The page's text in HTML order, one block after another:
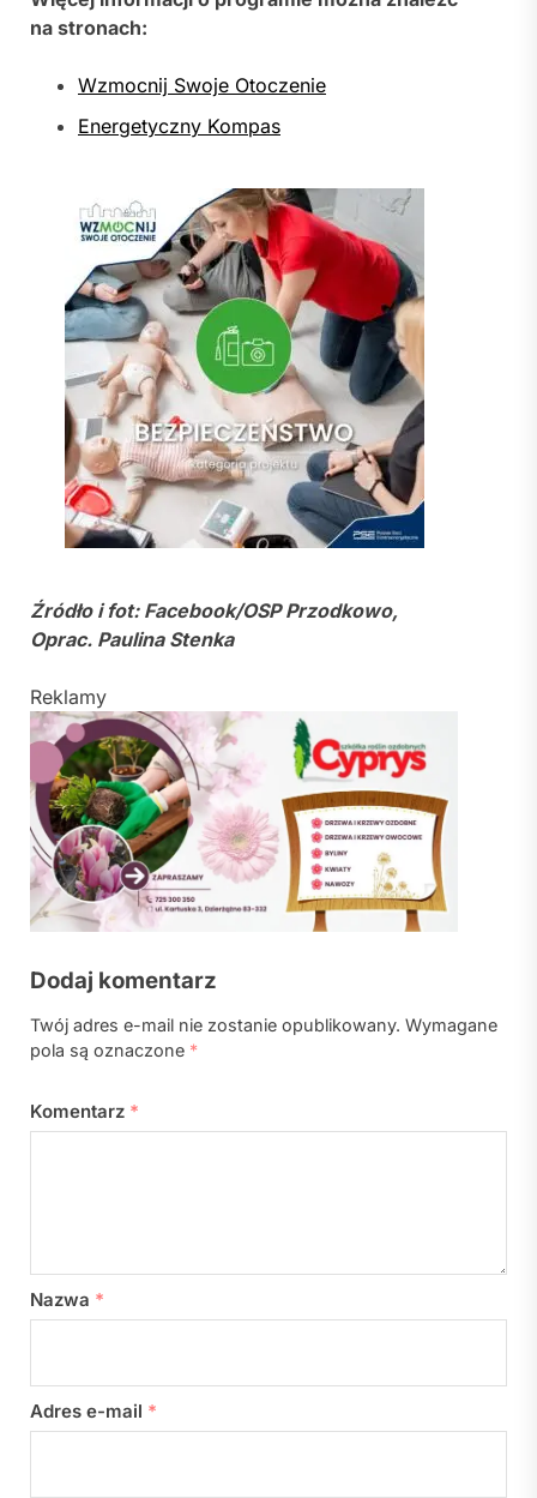
na stronach:
Wzmocnij Swoje Otoczenie
Energetyczny Kompas
Źródło i fot: Facebook/OSP Przodkowo,
Oprac. Paulina Stenka
Reklamy
Dodaj komentarz
Twój adres e-mail nie zostanie opublikowany. Wymagane
pola są oznaczone *
Komentarz *
Nazwa *
Adres e-mail *